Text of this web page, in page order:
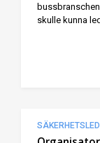
skulle kunna